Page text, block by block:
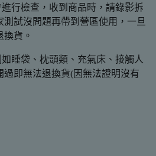
行檢查，收到商品時，請錄影拆
試沒問題再帶到營區使用，一旦
貨。
睡袋、枕頭類、充氣床、接觸人
過即無法退換貨(因無法證明沒有